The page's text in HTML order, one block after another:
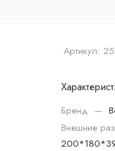
Артикул:
Бренд —
Внешние